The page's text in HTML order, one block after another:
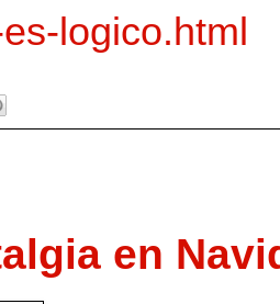
logico.html
en